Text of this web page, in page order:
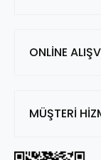
ONLİNE
MÜŞTERİ